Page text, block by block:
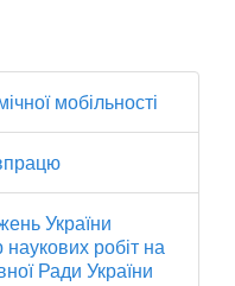
мобільності
України
робіт на
Ради України